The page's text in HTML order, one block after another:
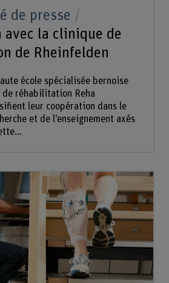
de presse
avec la clinique de
de Rheinfelden
école spécialisée bernoise
de réhabilitation Reha
leur coopération dans le
et de l’enseignement axés